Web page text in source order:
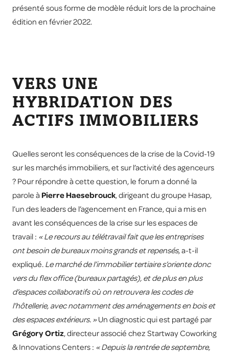
présenté sous forme de modèle réduit lors de la prochaine
édition en février 2022.
VERS UNE
HYBRIDATION DES
ACTIFS IMMOBILIERS
Quelles seront les conséquences de la crise de la Covid-19
sur les marchés immobiliers, et sur l’activité des agenceurs
? Pour répondre à cette question, le forum a donné la
parole à Pierre Haesebrouck, dirigeant du groupe Hasap,
l’un des leaders de l’agencement en France, qui a mis en
avant les conséquences de la crise sur les espaces de
travail : « Le recours au télétravail fait que les entreprises
ont besoin de bureaux moins grands et repensés,a-t-il
expliqué. Le marché de l’immobilier tertiaire s’oriente donc
vers du flex office (bureaux partagés), et de plus en plus
d’espaces collaboratifs où on retrouvera les codes de
l’hôtellerie, avec notamment des aménagements en bois et
des espaces extérieurs. » Un diagnostic qui est partagé par
Grégory Ortiz, directeur associé chez Startway Coworking
& Innovations Centers : « Depuis la rentrée de septembre,